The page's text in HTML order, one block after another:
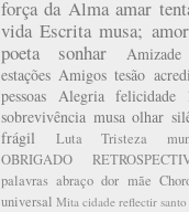
força da Alma amar
vida Escrita musa;
poeta
sonhar Amizade
estações Amigos tesão
pessoas Alegria felicidade
sobrevivência musa olhar
frágil
Luta Tristeza
OBRIGADO
palavras abraço dor mãe
universal Mita cidade reflectir santo